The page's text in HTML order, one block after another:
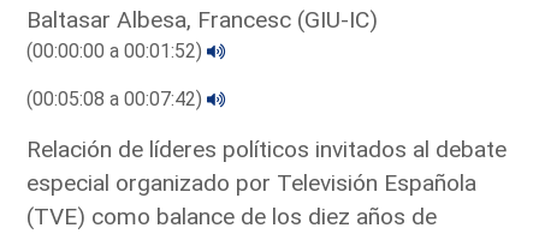
Baltasar Albesa, Francesc (GIU-IC)
(00:00:00 a 00:01:52)
(00:05:08 a 00:07:42)
Relación de líderes políticos invitados al debate
especial organizado por Televisión Española
(TVE) como balance de los diez años de